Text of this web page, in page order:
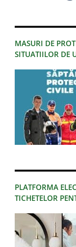
MASURI DE
SITUATIILOR DE
PLATFORMA
TICHETELOR